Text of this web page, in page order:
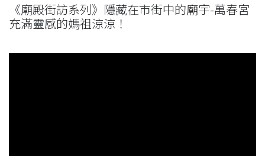
《廟殿街訪系列》隱藏在市街中的廟宇-萬春宮
充滿靈感的媽祖涼涼！